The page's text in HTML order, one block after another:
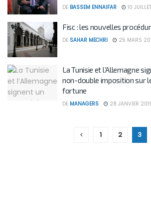
DE BASSEM ENNAIFAR 10
Fisc : les nouvelles
DE SAHAR MECHRI 25 MARS
La Tunisie et l’Allemagne
non-double imposition sur
fortune
DE MANAGERS 28 JANVIER
1 2 3